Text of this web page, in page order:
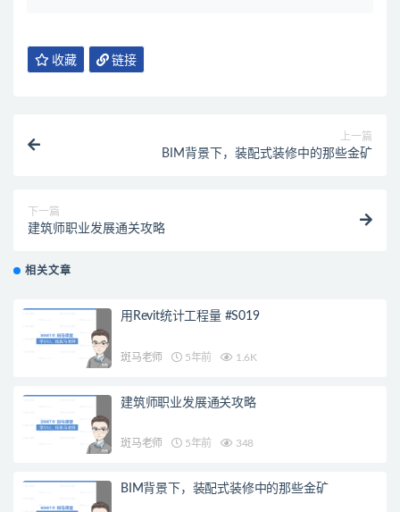
收藏 链接
上一篇
BIM背景下，装配式装修中的那些金矿
下一篇
建筑师职业发展通关攻略
相关文章
用Revit统计工程量 #S019
斑马老师 5年前 1.6K
建筑师职业发展通关攻略
斑马老师 5年前 348
BIM背景下，装配式装修中的那些金矿